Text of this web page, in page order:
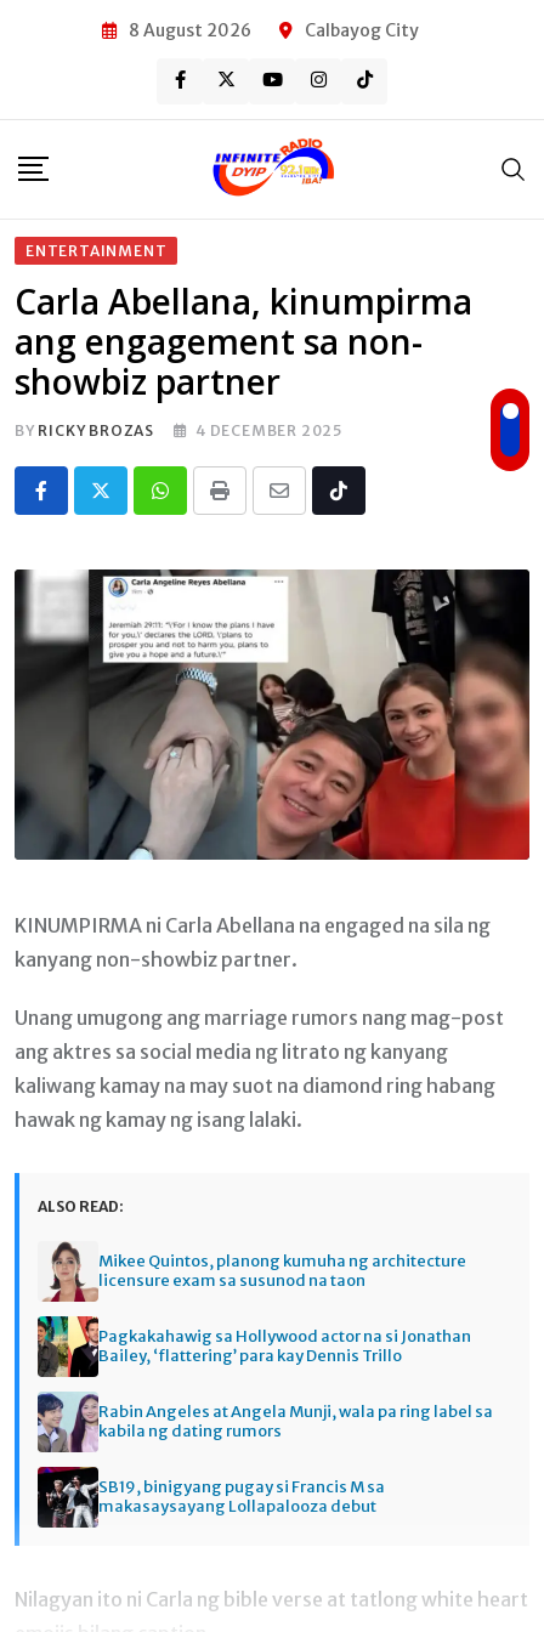
8 August 2026 Calbayog City
ENTERTAINMENT
Carla Abellana, kinumpirma
ang engagement sa non-
showbiz partner
BY RICKY BROZAS 4 DECEMBER 2025
Whatsapp
Print
Share
Email
Tiktok
KINUMPIRMA ni Carla Abellana na engaged na sila ng
kanyang non-showbiz partner.
Unang umugong ang marriage rumors nang mag-post
ang aktres sa social media ng litrato ng kanyang
kaliwang kamay na may suot na diamond ring habang
hawak ng kamay ng isang lalaki.
ALSO READ:
Mikee Quintos, planong kumuha ng architecture
licensure exam sa susunod na taon
Pagkakahawig sa Hollywood actor na si Jonathan
Bailey, ‘flattering’ para kay Dennis Trillo
Rabin Angeles at Angela Munji, wala pa ring label sa
kabila ng dating rumors
SB19, binigyang pugay si Francis M sa
makasaysayang Lollapalooza debut
Nilagyan ito ni Carla ng bible verse at tatlong white heart